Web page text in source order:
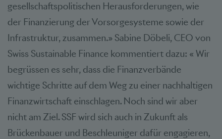
gesellschaftspolitischen Herausforderungen, wie
der Finanzierung der Vorsorgesysteme sowie der
Infrastruktur, zusammen.» Sabine Döbeli, CEO von
Swiss Sustainable Finance kommentiert dazu: « Wir
begrüssen es sehr, dass die Finanzverbände
wichtige Schritte auf dem Weg zu einer nachhaltigen
Finanzwirtschaft einschlagen. Noch sind wir aber
nicht am Ziel. SSF wird sich auch in Zukunft als
Brückenbauer und Beschleuniger dafür engagieren,